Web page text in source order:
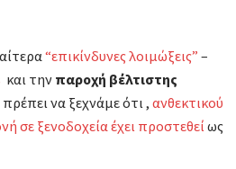
το
παρόν
,
για
“επικίνδυνες λοιμώξεις” –
και την παροχή βέλτιστης
να ξεχνάμε ότι ,ανθεκτικού
σε ξενοδοχεία έχει προστεθείως